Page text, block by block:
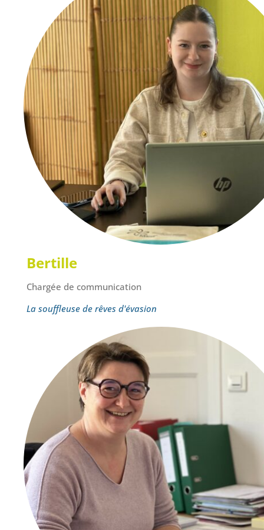
Bertille
Chargée de communication
La souffleuse de rêves d'évasion